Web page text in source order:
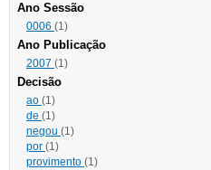
Ano Sessão
0006 (1)
Ano Publicação
2007 (1)
Decisão
ao (1)
de (1)
negou (1)
por (1)
provimento (1)